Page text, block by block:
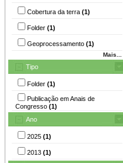
Cobertura da terra (1)
Folder (1)
Geoprocessamento (1)
Mais...
Tipo
Folder (1)
Publicação em Anais de
Congresso (1)
Ano
2025 (1)
2013 (1)